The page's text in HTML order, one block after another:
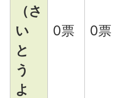
（さ
い
と
う
よ
0票 0票